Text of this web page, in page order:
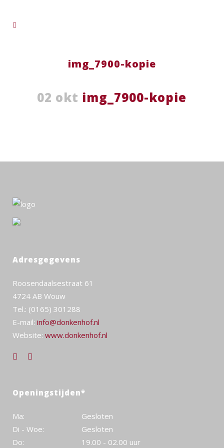
img_7900-kopie
02 okt img_7900-kopie
Adresgegevens
Roosendaalsestraat 61
4724 AB Wouw
Tel.: (0165) 301288
E-mail: info@donkenhof.nl
Website: www.donkenhof.nl
Openingstijden*
Ma:
Gesloten
Di - Woe:
Gesloten
Do:
19.00 - 02.00 uur